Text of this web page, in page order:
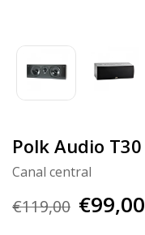
Polk Audio T30
Canal central
€119,00 €99,00